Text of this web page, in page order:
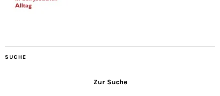
SUCHE
Zur Suche